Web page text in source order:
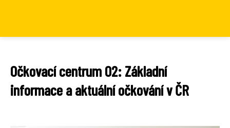
Očkovací centrum O2: Základní
informace a aktuální očkování v ČR